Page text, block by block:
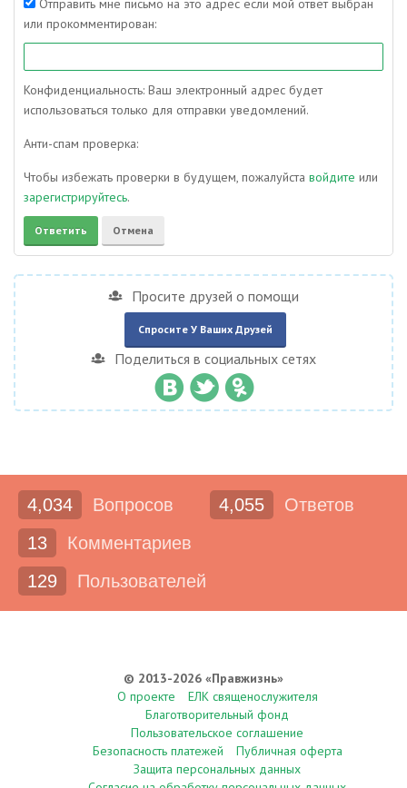
Отправить мне письмо на это адрес если мой ответ выбран
или прокомментирован:
Конфиденциальность: Ваш электронный адрес будет
использоваться только для отправки уведомлений.
Анти-спам проверка:
Чтобы избежать проверки в будущем, пожалуйста войдите или
зарегистрируйтесь.
Просите друзей о помощи
Спросите У Ваших Друзей
Поделиться в социальных сетях
4,034 Вопросов 4,055
Ответов
13
Комментариев
129
Пользователей
© 2013-2026 «Правжизнь»
О проекте
ЕЛК священослужителя
Благотворительный фонд
Пользовательское соглашение
Безопасность платежей
Публичная оферта
Защита персональных данных